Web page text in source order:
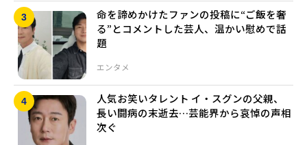
エンタメ
命を諦めかけたファンの投稿に“ご飯を奢
る”とコメントした芸人、温かい慰めで話
題
人気お笑いタレント イ・スグンの父親、
長い闘病の末逝去…芸能界から哀悼の声相
次ぐ